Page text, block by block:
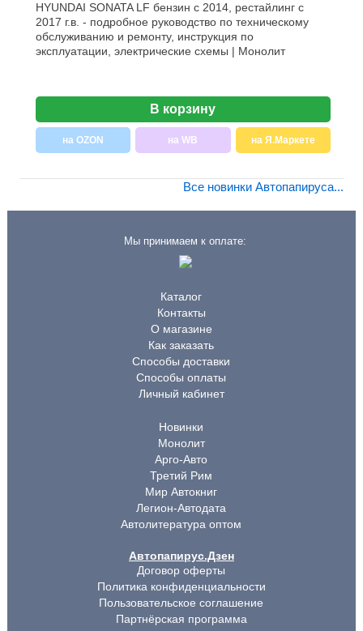
HYUNDAI SONATA LF бензин с 2014, рестайлинг с
2017 г.в. - подробное руководство по техническому
обслуживанию и ремонту, инструкция по
эксплуатации, электрические схемы | Монолит
В корзину
на OZON на WB на Я.Маркете
Все новинки Автопапируса...
Мы принимаем к оплате:
Каталог
Контакты
О магазине
Как заказать
Способы доставки
Способы оплаты
Личный кабинет
Новинки
Монолит
Арго-Авто
Третий Рим
Мир Автокниг
Легион-Автодата
Автолитература оптом
Автопапирус.Дзен
Договор оферты
Политика конфиденциальности
Пользовательское соглашение
Партнёрская программа